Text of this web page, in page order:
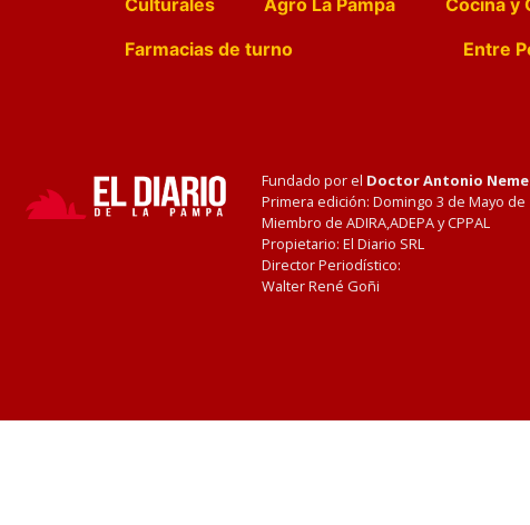
Culturales
Agro La Pampa Cocina y
Farmacias de turno
Entre
Fundado por el Doctor Antonio
Primera edición: Domingo 3 de Mayo de
Miembro de ADIRA,ADEPA y CPPAL
Propietario: El Diario SRL
Director Periodístico:
Walter René Goñi